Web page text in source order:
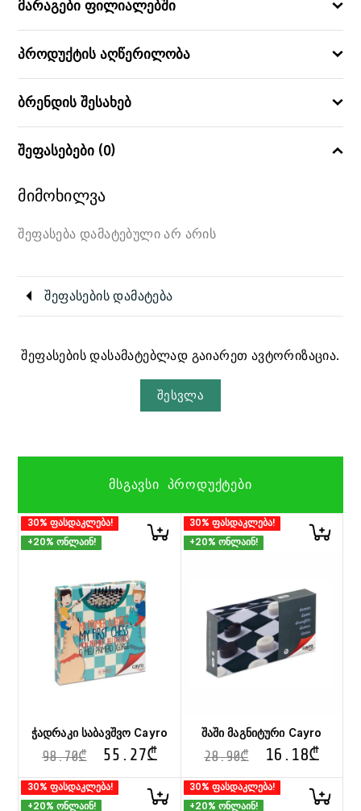
მარაგები ფილიალებში
პროდუქტის აღწერილობა
ბრენდის შესახებ
შეფასებები (0)
მიმოხილვა
შეფასება დამატებული არ არის
შეფასების დამატება
შეფასების დასამატებლად გაიარეთ ავტორიზაცია.
შესვლა
ᲛᲡᲒᲐᲕᲡᲘ ᲞᲠᲝᲓᲣᲥᲢᲔᲑᲘ
30% ფასდაკლება!
+20% ონლაინ!
ჭადრაკი საბავშვო Cayro
98.70₾ 55.27₾
30% ფასდაკლება!
+20% ონლაინ!
შაში მაგნიტური Cayro
28.90₾ 16.18₾
30% ფასდაკლება!
+20% ონლაინ!
30% ფასდაკლება!
+20% ონლაინ!